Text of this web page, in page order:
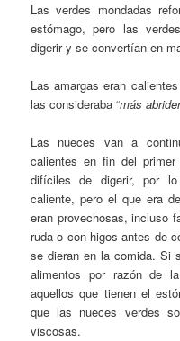
Las verdes mondadas
estómago, pero las
digerir y se convertían en
Las amargas eran
las consideraba “más
Las nueces van a
calientes en fin del
difíciles de digerir, por
caliente, pero el que era
eran provechosas, incluso
ruda o con higos antes de
se dieran en la comida. Si
alimentos por razón de
aquellos que tienen el
que las nueces verdes
viscosas.